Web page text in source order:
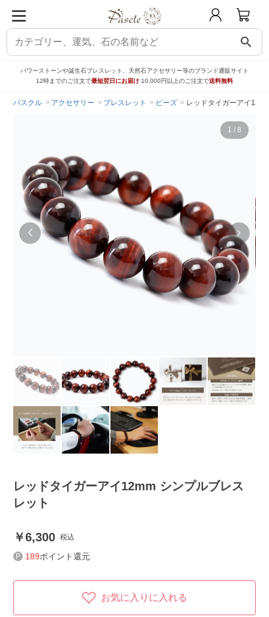
search
パワーストーンや誕生石ブレスレット、天然石アクセサリー等のブランド通販サイト
12時までのご注文で最短翌日にお届け 10,000円以上のご注文で送料無料
パスクル アクセサリー ブレスレット ビーズ レッドタイガーアイ
1 / 8
レッドタイガーアイ12mm シンプルブレス
レット
6,300 税込
189ポイント還元
お気に入りに入れる